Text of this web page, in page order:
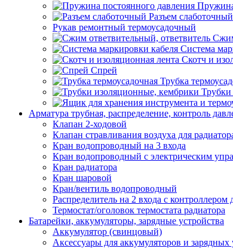
Разъем слаботочный
Рукав ремонтный термоусадочный
Система
Скотч и
Спрей
Трубка
Арматура трубная, распределение, контроль
Клапан 2-ходовой
Клапан стравливания воздуха для
Кран водопроводный на 3 входа
Кран водопроводный с электрическим
Кран радиатора
Кран шаровой
Кран/вентиль водопроводный
Распределитель на 2 входа с контроллером
Термостат/оголовок термостата радиатора
Батарейки, аккумуляторы, зарядные устройства
Аккумулятор (свинцовый)
Аксессуары для аккумуляторов и зарядных